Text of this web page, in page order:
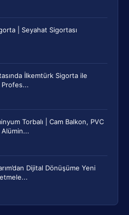
| Seyahat Sigortası
İlkemtürk Sigorta ile
Torbalı | Cam Balkon, PVC
Dijital Dönüşüme Yeni